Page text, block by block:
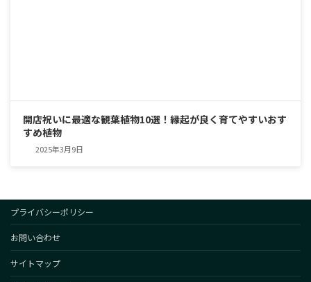
開店祝いに最適な観葉植物10選！縁起が良く育てやすいおす
すめ植物
2025年3月9日
プライバシーポリシー
お問い合わせ
サイトマップ